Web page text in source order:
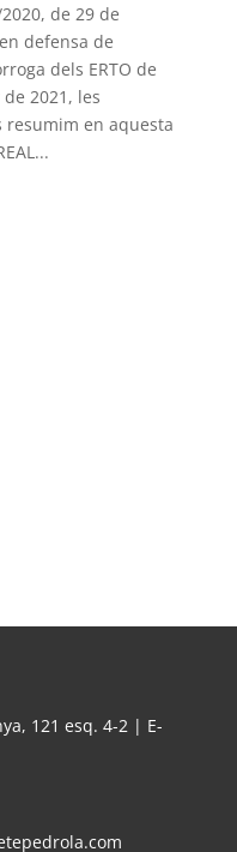
de 29 de
defensa de
dels ERTO de
2021, les
en aquesta
121 esq. 4-2 | E-